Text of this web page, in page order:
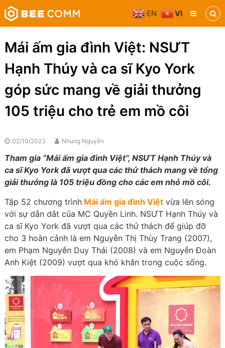
Skip
to
content
Bee
Comm
Truyền
thông
phương
tiện
Mái ấm gia đình Việt: NSƯT
Hạnh Thúy và ca sĩ Kyo York
góp sức mang về giải thưởng
105 triệu cho trẻ em mồ côi
02/10/2023 Nhung Nguyễn
Tham gia “Mái ấm gia đình Việt”, NSƯT Hạnh Thúy và
ca sĩ Kyo York đã vượt qua các thử thách mang về tổng
giải thưởng là 105 triệu đồng cho các em nhỏ mồ côi.
Tập 52 chương trìnhMái ấm gia đình Việtvừa lên sóng
với sự dẫn dắt của MC Quyền Linh. NSƯT Hạnh Thúy và
ca sĩ Kyo York đã vượt qua các thử thách để giúp đỡ
cho 3 hoàn cảnh là em Nguyễn Thị Thùy Trang (2007),
em Phạm Nguyễn Duy Thái (2008) và em Nguyễn Đoàn
Anh Kiệt (2009) vượt qua khó khăn trong cuộc sống.
EN VI